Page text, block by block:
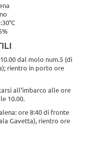
dal molo num.5 (di
rientro in porto ore
all’imbarco alle ore
10.00.
ore 8:40 di fronte
Gavetta), rientro ore